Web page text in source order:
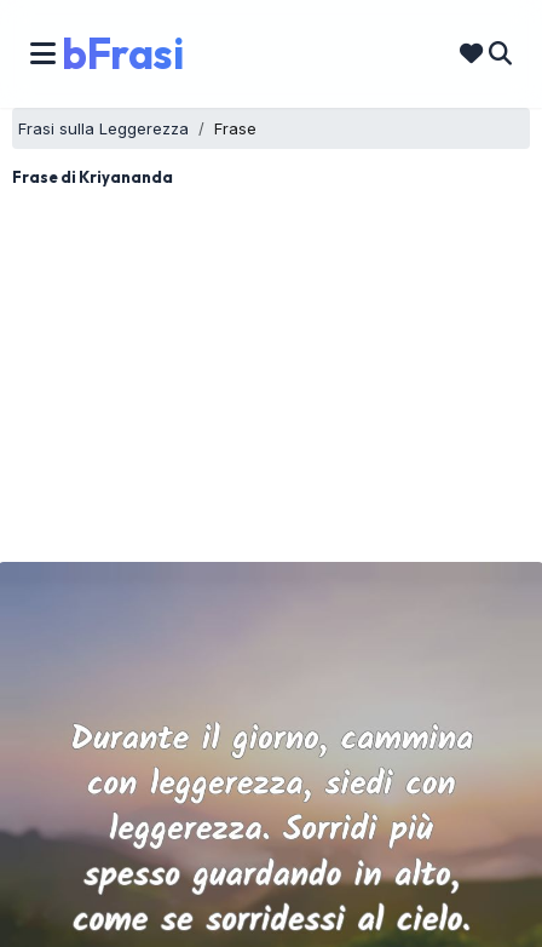
bFrasi
Frasi sulla Leggerezza Frase
Frase di Kriyananda